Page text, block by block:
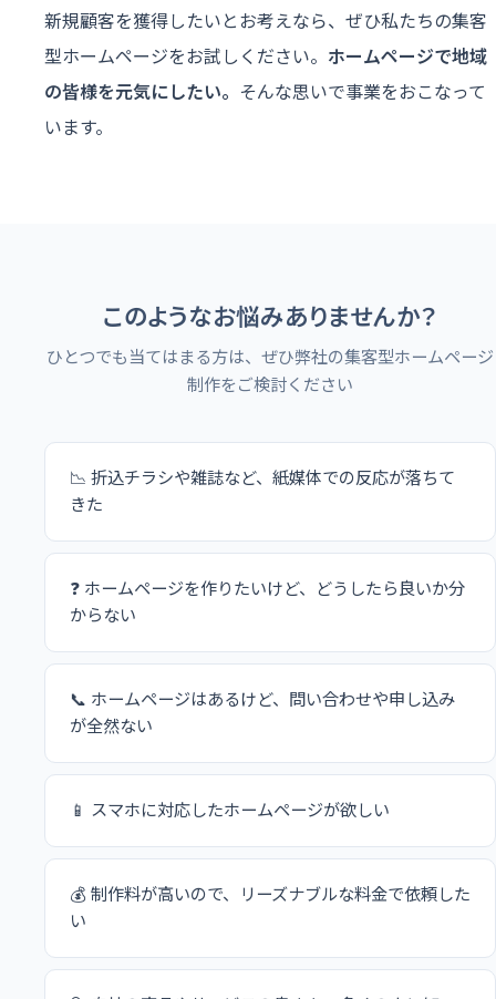
新規顧客を獲得したいとお考えなら、ぜひ私たちの集客
型ホームページをお試しください。 ホームページで地域
の皆様を元気にしたい。
そんな思いで事業をおこなって
います。
このようなお悩みありませんか？
ひとつでも当てはまる方は、ぜひ弊社の集客型ホームページ
制作をご検討ください
📉 折込チラシや雑誌など、紙媒体での反応が落ちて
きた
❓ ホームページを作りたいけど、どうしたら良いか分
からない
📞 ホームページはあるけど、問い合わせや申し込み
が全然ない
📱 スマホに対応したホームページが欲しい
💰 制作料が高いので、リーズナブルな料金で依頼した
い